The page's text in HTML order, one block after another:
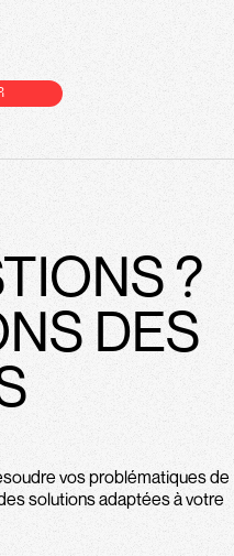
?
DES
vos problématiques de
solutions adaptées à votre